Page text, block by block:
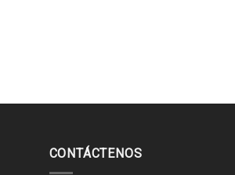
CONTÁCTENOS